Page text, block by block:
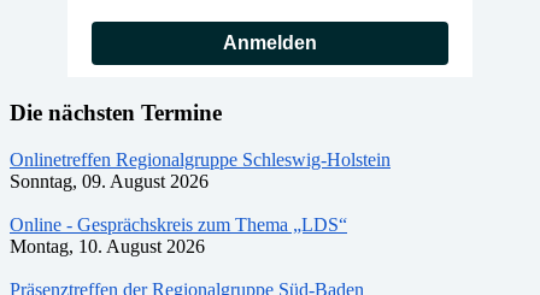
Anmelden
Die nächsten Termine
Onlinetreffen Regionalgruppe Schleswig-Holstein
Sonntag, 09. August 2026
Online - Gesprächskreis zum Thema „LDS“
Montag, 10. August 2026
Präsenztreffen der Regionalgruppe Süd-Baden